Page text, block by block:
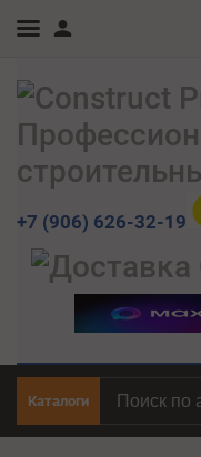
+7 (906) 626-32-19
Каталоги